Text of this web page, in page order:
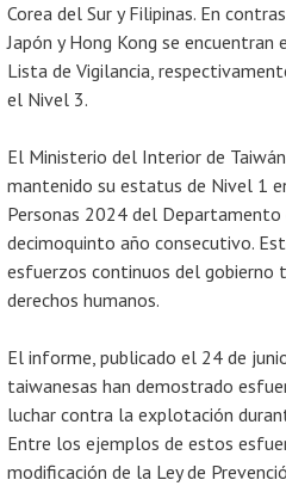
Corea del Sur y Filipinas. En
Japón y Hong Kong se
Lista de Vigilancia,
el Nivel 3.
El Ministerio del Interior de
mantenido su estatus de Nivel 1
Personas 2024 del Departamento
decimoquinto año consecutivo.
esfuerzos continuos del gobierno
derechos humanos.
El informe, publicado el 24 de
taiwanesas han demostrado
luchar contra la explotación
Entre los ejemplos de estos
modificación de la Ley de